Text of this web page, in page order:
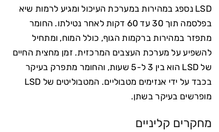
LSD נספג במהירות במערכת העיכול ומגיע לרמות שיא
בפלסמה תוך 30 עד 60 דקות לאחר נטילתו. החומר
מתפזר במהירות ברקמות הגוף, כולל המוח, ומתחיל
להשפיע על מערכת העצבים המרכזית. זמן מחצית החיים
של LSD הוא בין 3 ל-5 שעות, והחומר מתפרק בעיקר
בכבד על ידי אנזימים מטבוליים. המטבוליטים של LSD
מופרשים בעיקר בשתן.
מחקרים קליניים